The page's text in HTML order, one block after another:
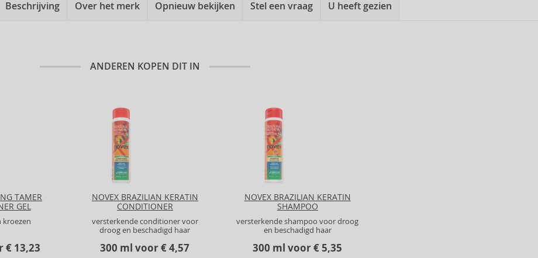
Beschrijving Over het merk Opnieuw bekijken Stel een vraag U heeft gezien
ANDEREN KOPEN DIT IN
TAMER
GEL
kroezen
€ 13,23
NOVEX BRAZILIAN KERATIN
CONDITIONER
versterkende conditioner voor
droog en beschadigd haar
300 ml voor € 4,57
NOVEX BRAZILIAN KERATIN
SHAMPOO
versterkende shampoo voor droog
en beschadigd haar
300 ml voor € 5,35